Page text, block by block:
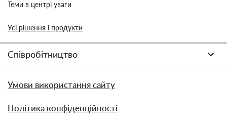
Теми в центрі уваги
Усі рішення і продукти
Співробітництво
Умови використання сайту
Політика конфіденційності